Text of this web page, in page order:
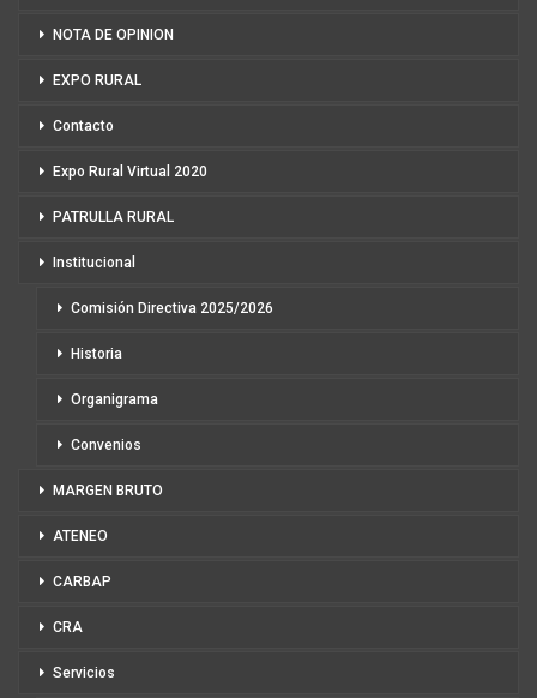
NOTA DE OPINION
EXPO RURAL
Contacto
Expo Rural Virtual 2020
PATRULLA RURAL
Institucional
Comisión Directiva 2025/2026
Historia
Organigrama
Convenios
MARGEN BRUTO
ATENEO
CARBAP
CRA
Servicios